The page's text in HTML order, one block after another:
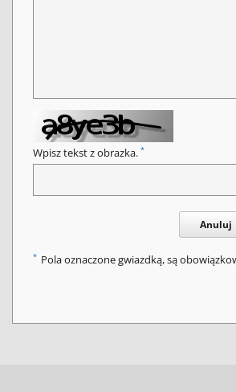
Wpisz tekst z obrazka. *
Anuluj
* Pola oznaczone gwiazdką, są